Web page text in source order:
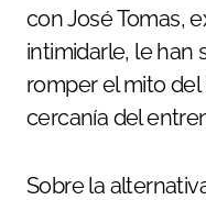
con José Tomas,
intimidarle, le han
romper el mito
cercanía del
Sobre la alternativa frustrada inicialmente por